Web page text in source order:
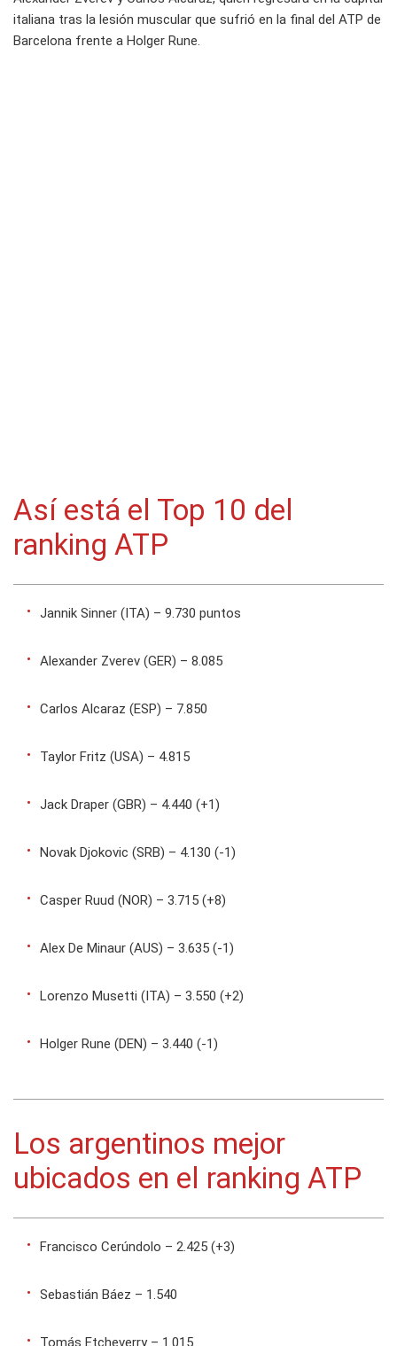
italiana tras la lesión muscular que sufrió en la final del ATP de
Barcelona frente a Holger Rune.
Así está el Top 10 del
ranking ATP
Jannik Sinner (ITA) – 9.730 puntos
Alexander Zverev (GER) – 8.085
Carlos Alcaraz (ESP) – 7.850
Taylor Fritz (USA) – 4.815
Jack Draper (GBR) – 4.440 (+1)
Novak Djokovic (SRB) – 4.130 (-1)
Casper Ruud (NOR) – 3.715 (+8)
Alex De Minaur (AUS) – 3.635 (-1)
Lorenzo Musetti (ITA) – 3.550 (+2)
Holger Rune (DEN) – 3.440 (-1)
Los argentinos mejor
ubicados en el ranking ATP
Francisco Cerúndolo – 2.425 (+3)
Sebastián Báez – 1.540
Tomás Etcheverry – 1.015